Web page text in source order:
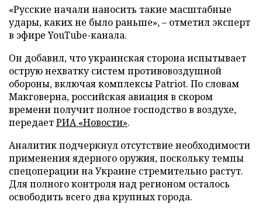
«Русские начали наносить такие масштабные
удары, каких не было раньше», – отметил эксперт
в эфире YouTube-канала.
Он добавил, что украинская сторона испытывает
острую нехватку систем противовоздушной
обороны, включая комплексы Patriot. По словам
Макговерна, российская авиация в скором
времени получит полное господство в воздухе,
передаетРИА «Новости».
Аналитик подчеркнул отсутствие необходимости
применения ядерного оружия, поскольку темпы
спецоперации на Украине стремительно растут.
Для полного контроля над регионом осталось
освободить всего два крупных города.